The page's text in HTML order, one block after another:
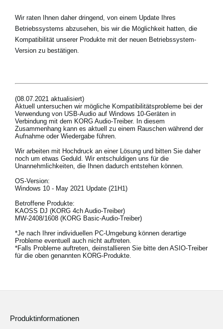
Neuigkeiten
Gebiet / Land
Über KORG
Wir raten Ihnen daher dringend, von einem Update Ihres
Betriebssystems abzusehen, bis wir die Möglichkeit hatten, die
Kompatibilität unserer Produkte mit der neuen Betriebssystem-
Version zu bestätigen.
(08.07.2021 aktualisiert)
Aktuell untersuchen wir mögliche Kompatibilitätsprobleme bei der
Verwendung von USB-Audio auf Windows 10-Geräten in
Verbindung mit dem KORG Audio-Treiber. In diesem
Zusammenhang kann es aktuell zu einem Rauschen während der
Aufnahme oder Wiedergabe führen.
Wir arbeiten mit Hochdruck an einer Lösung und bitten Sie daher
noch um etwas Geduld. Wir entschuldigen uns für die
Unannehmlichkeiten, die Ihnen dadurch entstehen können.
OS-Version:
Windows 10 - May 2021 Update (21H1)
Betroffene Produkte:
KAOSS DJ (KORG 4ch Audio-Treiber)
MW-2408/1608 (KORG Basic-Audio-Treiber)
*Je nach Ihrer individuellen PC-Umgebung können derartige
Probleme eventuell auch nicht auftreten.
*Falls Probleme auftreten, deinstallieren Sie bitte den ASIO-Treiber
für die oben genannten KORG-Produkte.
Produktinformationen